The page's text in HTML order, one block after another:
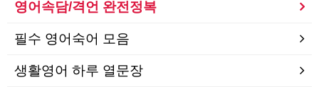
영어속담/격언 완전정복
필수 영어숙어 모음
생활영어 하루 열문장